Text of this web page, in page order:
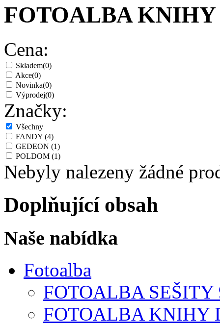
FOTOALBA KNIHY
Cena:
Skladem(0)
Akce(0)
Novinka(0)
Výprodej(0)
Značky:
Všechny
FANDY (4)
GEDEON (1)
POLDOM (1)
Nebyly nalezeny žádné
Doplňující obsah
Naše nabídka
Fotoalba
FOTOALBA SEŠITY
FOTOALBA KNIHY